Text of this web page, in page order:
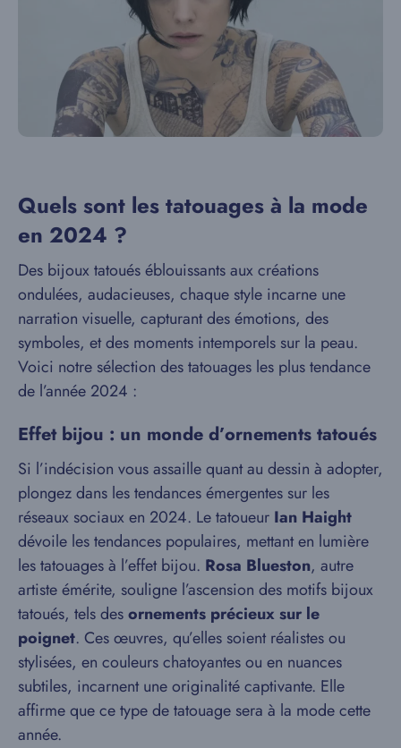
Quels sont les tatouages à la mode
en 2024 ?
Des bijoux tatoués éblouissants aux créations
ondulées, audacieuses, chaque style incarne une
narration visuelle, capturant des émotions, des
symboles, et des moments intemporels sur la peau.
Voici notre sélection des tatouages les plus tendance
de l’année 2024 :
Effet bijou : un monde d’ornements tatoués
Si l’indécision vous assaille quant au dessin à adopter,
plongez dans les tendances émergentes sur les
réseaux sociaux en 2024. Le tatoueur Ian Haight
dévoile les tendances populaires, mettant en lumière
les tatouages à l’effet bijou. Rosa Blueston, autre
artiste émérite, souligne l’ascension des motifs bijoux
tatoués, tels desornements précieux sur le
poignet. Ces œuvres, qu’elles soient réalistes ou
stylisées, en couleurs chatoyantes ou en nuances
subtiles, incarnent une originalité captivante. Elle
affirme que ce type de tatouage sera à la mode cette
année.